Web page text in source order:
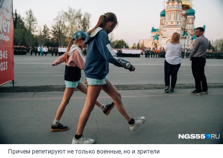
Причем репетируют не только военные, но и зрители